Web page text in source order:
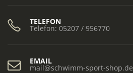
TELEFON
Telefon: 05207 / 956770
EMAIL
mail@schwimm-sport-shop.de